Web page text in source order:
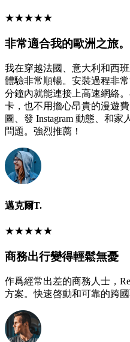
★★★★★
非常適合我的歐洲之旅。
我在穿越法國、意大利和西班
體驗非常順暢。安裝過程非
分鐘內就能連接上高速網絡
卡，也不用擔心昂貴的漫遊
圖、發 Instagram 動態、和
問題。強烈推薦！
邁克爾T.
★★★★★
商務出行變得輕鬆無憂
作爲經常出差的商務人士，
方案。快速啓動和可靠的跨